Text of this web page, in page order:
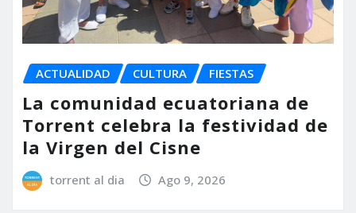
ACTUALIDAD CULTURA FIESTAS
La comunidad ecuatoriana de
Torrent celebra la festividad de
la Virgen del Cisne
torrent al dia Ago 9, 2026